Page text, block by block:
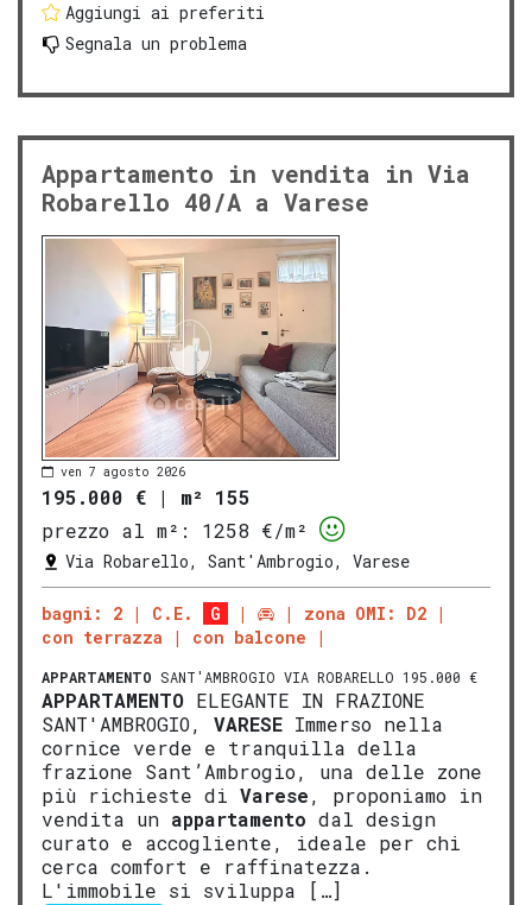
Aggiungi ai preferiti
Segnala un problema
Appartamento in vendita in Via
Robarello 40/A a Varese
ven 7 agosto 2026
195.000 € | m² 155
prezzo al m²:
1258 €/m²
Via Robarello, Sant'Ambrogio, Varese
bagni: 2 C.E. G
zona OMI: D2
con terrazza
con balcone
APPARTAMENTO SANT'AMBROGIO VIA ROBARELLO 195.000 €
APPARTAMENTO ELEGANTE IN FRAZIONE
SANT'AMBROGIO, VARESE Immerso nella
cornice verde e tranquilla della
frazione Sant’Ambrogio, una delle zone
più richieste di Varese, proponiamo in
vendita un appartamento dal design
curato e accogliente, ideale per chi
cerca comfort e raffinatezza.
L'immobile si sviluppa […]